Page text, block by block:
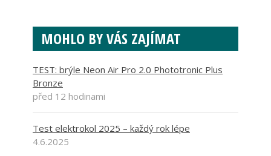
MOHLO BY VÁS ZAJÍMAT
TEST: brýle Neon Air Pro 2.0 Phototronic Plus
Bronze
před 12 hodinami
Test elektrokol 2025 – každý rok lépe
4.6.2025